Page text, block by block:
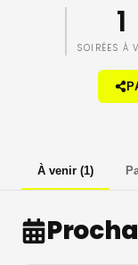
1
SOIRÉES À
À venir (1)